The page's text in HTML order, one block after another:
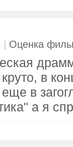
| Оценка
в
в
а я